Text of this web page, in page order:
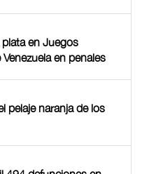
en Juegos
en penales
pelaje naranja de los